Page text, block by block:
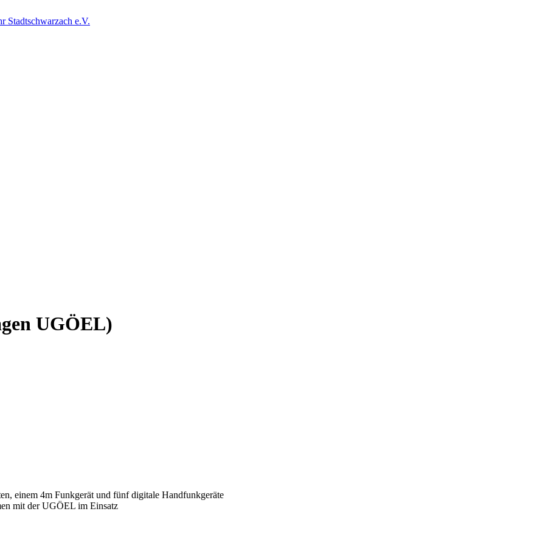
Stadtschwarzach e.V.
UGÖEL)
einem 4m Funkgerät und fünf digitale Handfunkgeräte
mit der UGÖEL im Einsatz